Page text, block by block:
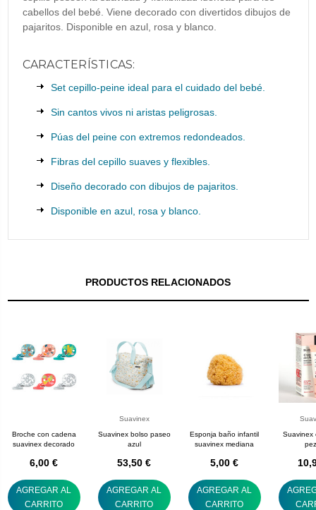
cabellos del bebé. Viene decorado con divertidos dibujos de
pajaritos. Disponible en azul, rosa y blanco.
CARACTERÍSTICAS:
Set cepillo-peine ideal para el cuidado del bebé.
Sin cantos vivos ni aristas peligrosas.
Púas del peine con extremos redondeados.
Fibras del cepillo suaves y flexibles.
Diseño decorado con dibujos de pajaritos.
Disponible en azul, rosa y blanco.
PRODUCTOS RELACIONADOS
Broche con cadena
suavinex decorado
6,00 €
AGREGAR AL
CARRITO
Suavinex
Suavinex bolso paseo
azul
53,50 €
AGREGAR AL
CARRITO
Esponja baño infantil
suavinex mediana
5,00 €
AGREGAR AL
CARRITO
Suavinex